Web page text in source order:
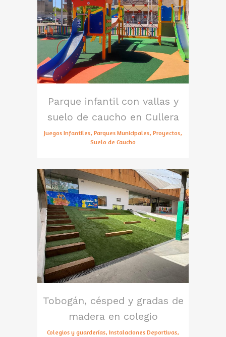
Parque infantil con vallas y
suelo de caucho en Cullera
Juegos Infantiles, Parques Municipales, Proyectos,
Suelo de Caucho
Tobogán, césped y gradas de
madera en colegio
Colegios y guarderías, Instalaciones Deportivas,